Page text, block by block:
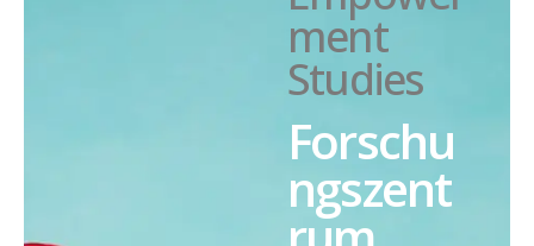
ment
Studies
Forschu
ngszent